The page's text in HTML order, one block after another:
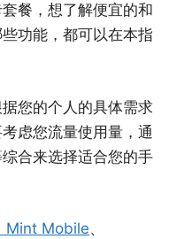
餐，想了解便宜的和
功能，都可以在本指
您的个人的具体需求
虑您流量使用量，通
合来选择适合您的手
Mint Mobile、